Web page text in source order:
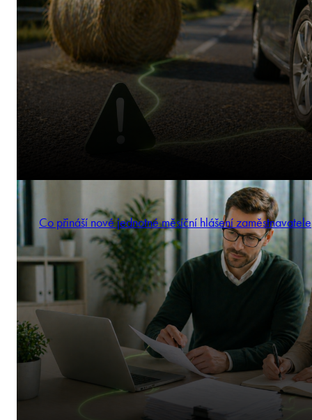
Co přináší nové jednotné měsíční hlášení zaměstnavatele